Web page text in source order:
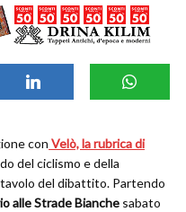
con Velò, la rubrica di
del ciclismo e della
del dibattito. Partendo
alle Strade Bianche sabato